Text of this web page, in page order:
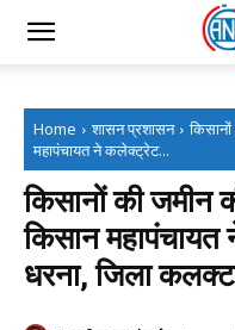
Home शासन प्रशासन
महापंचायत ने कलेक्ट्रेट...
किसानों की जमीन
किसान
धरना, जिला